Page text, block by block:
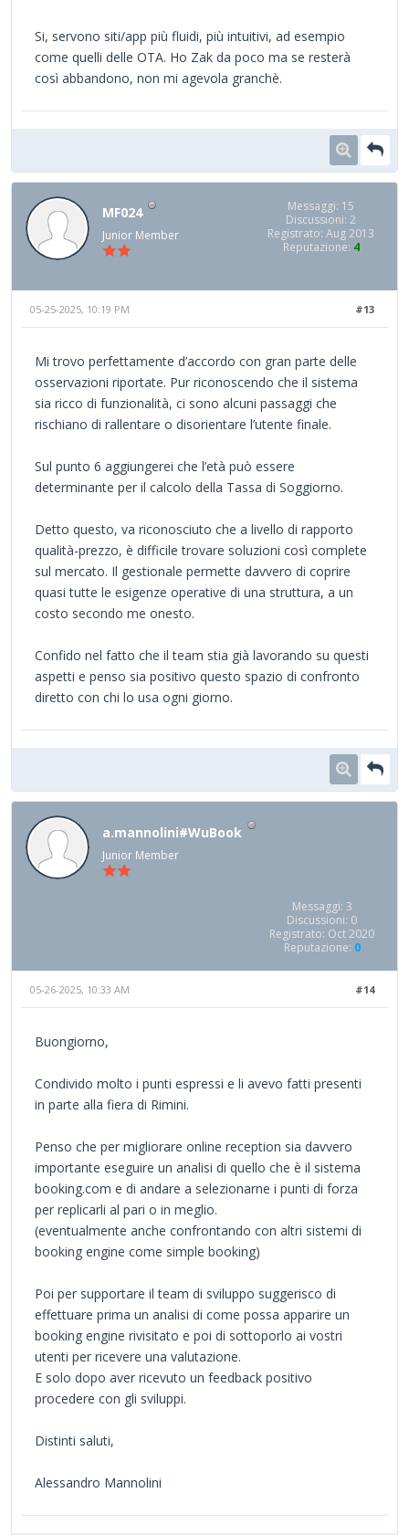
Si, servono siti/app più fluidi, più intuitivi, ad esempio
come quelli delle OTA. Ho Zak da poco ma se resterà
così abbandono, non mi agevola granchè.
MF024
Junior Member
Messaggi: 15
Discussioni: 2
Registrato: Aug 2013
Reputazione: 4
#13
05-25-2025, 10:19 PM
Mi trovo perfettamente d’accordo con gran parte delle
osservazioni riportate. Pur riconoscendo che il sistema
sia ricco di funzionalità, ci sono alcuni passaggi che
rischiano di rallentare o disorientare l’utente finale.
Sul punto 6 aggiungerei che l’età può essere
determinante per il calcolo della Tassa di Soggiorno.
Detto questo, va riconosciuto che a livello di rapporto
qualità-prezzo, è difficile trovare soluzioni così complete
sul mercato. Il gestionale permette davvero di coprire
quasi tutte le esigenze operative di una struttura, a un
costo secondo me onesto.
Confido nel fatto che il team stia già lavorando su questi
aspetti e penso sia positivo questo spazio di confronto
diretto con chi lo usa ogni giorno.
a.mannolini#WuBook
Junior Member
Messaggi: 3
Discussioni: 0
Registrato: Oct 2020
Reputazione: 0
#14
05-26-2025, 10:33 AM
Buongiorno,
Condivido molto i punti espressi e li avevo fatti presenti
in parte alla fiera di Rimini.
Penso che per migliorare online reception sia davvero
importante eseguire un analisi di quello che è il sistema
booking.com e di andare a selezionarne i punti di forza
per replicarli al pari o in meglio.
(eventualmente anche confrontando con altri sistemi di
booking engine come simple booking)
Poi per supportare il team di sviluppo suggerisco di
effettuare prima un analisi di come possa apparire un
booking engine rivisitato e poi di sottoporlo ai vostri
utenti per ricevere una valutazione.
E solo dopo aver ricevuto un feedback positivo
procedere con gli sviluppi.
Distinti saluti,
Alessandro Mannolini